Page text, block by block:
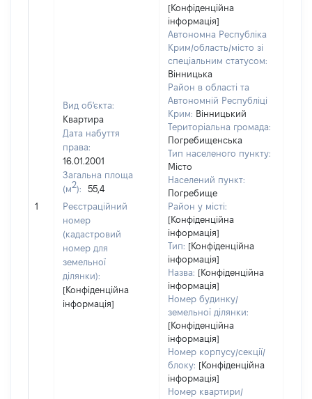
1
Вид об'єкта:
Квартира
Дата набуття
права:
16.01.2001
Загальна площа
(м2):
55,4
Реєстраційний
номер
(кадастровий
номер для
земельної
ділянки):
[Конфіденційна
інформація]
[Конфіденційна
інформація]
Автономна Республіка
Крим/область/місто зі
спеціальним статусом:
Вінницька
Район в області та
Автономній Республіці
Крим: Вінницький
Територіальна громада:
Погребищенська
Тип населеного пункту:
Місто
Населений пункт:
Погребище
Район у місті:
[Конфіденційна
інформація]
Тип: [Конфіденційна
інформація]
Назва: [Конфіденційна
інформація]
Номер будинку/
земельної ділянки:
[Конфіденційна
інформація]
Номер корпусу/секції/
блоку: [Конфіденційна
інформація]
Номер квартири/